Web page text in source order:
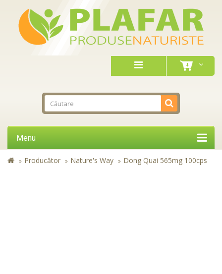
Menu
Producător Nature's Way Dong Quai 565mg 100cps